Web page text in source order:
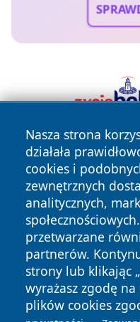
Nasza strona
działała
cookies i
zewnętrznych
analitycznych,
przetwarzane
partnerów.
strony lub klikając
wyrażasz zgodę
plików cookies
Copyright © 2026
zastrzeżone.
News Autorzy